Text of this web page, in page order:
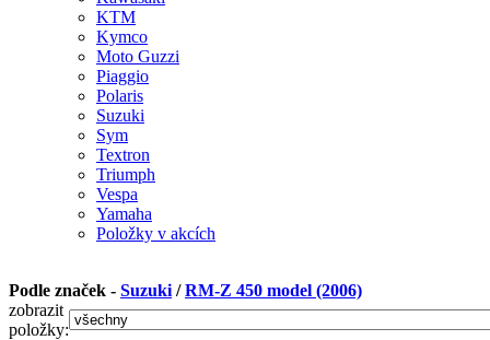
KTM
Kymco
Moto Guzzi
Piaggio
Polaris
Suzuki
Sym
Textron
Triumph
Vespa
Yamaha
Položky v akcích
Podle značek - Suzuki /RM-Z 450 model (2006)
zobrazit
položky: